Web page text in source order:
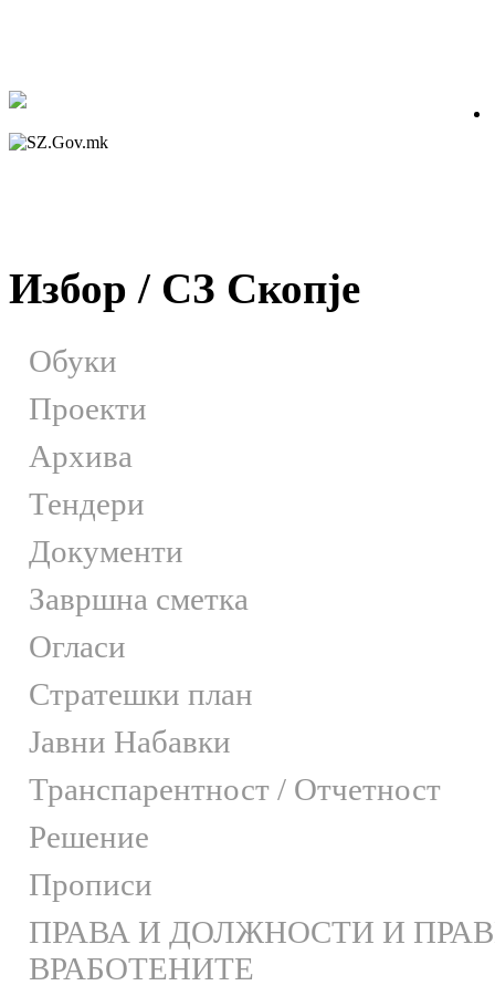
Избор / СЗ Скопје
Обуки
Проекти
Архива
Тендери
Документи
Завршна сметка
Огласи
Стратешки план
Јавни Набавки
Транспарентност / Отчетност
Решение
Прописи
ПРАВА И ДОЛЖНОСТИ И
ВРАБОТЕНИТЕ